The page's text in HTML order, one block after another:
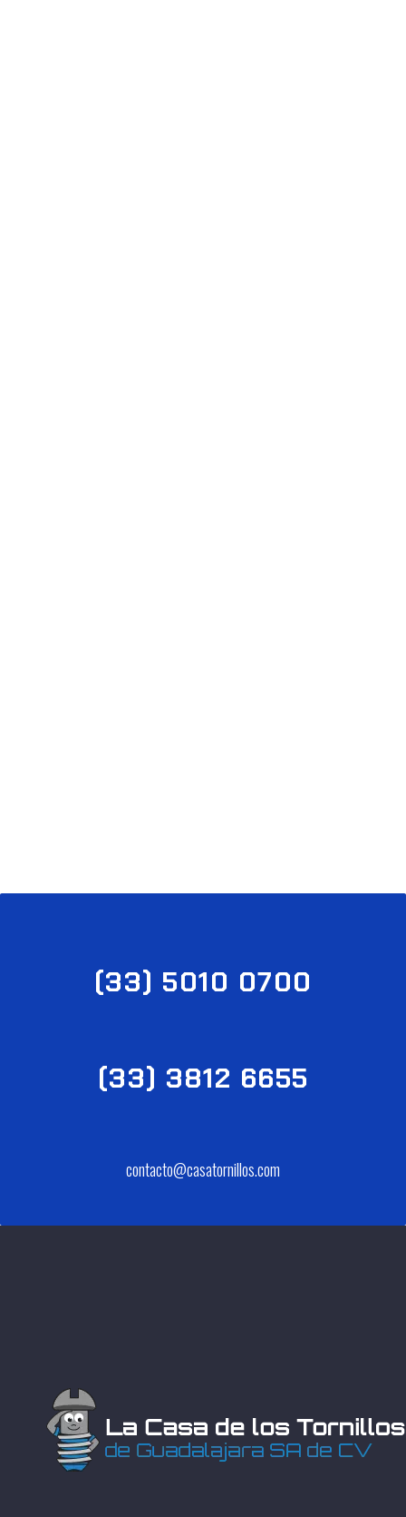
(33) 5010 0700
(33) 3812 6655
contacto@casatornillos.com